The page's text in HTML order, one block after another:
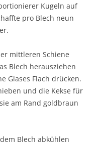
Kugeln auf
pro Blech neun
mittleren Schiene
Blech herausziehen
Glases Flach drücken.
und die Kekse für
am Rand goldbraun
Blech abkühlen